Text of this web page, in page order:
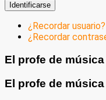
Identificarse
¿Recordar usuario?
¿Recordar
El profe de
El profe de